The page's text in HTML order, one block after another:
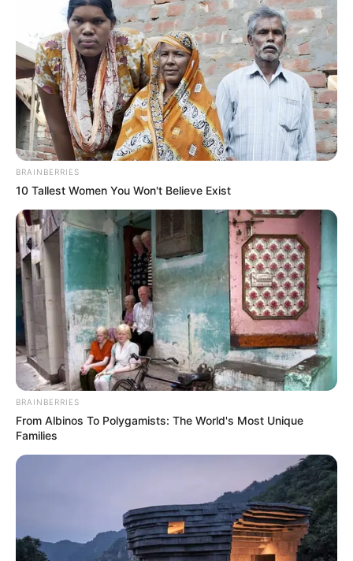
BRAINBERRIES
10 Tallest Women You Won't Believe Exist
BRAINBERRIES
From Albinos To Polygamists: The World's Most Unique
Families